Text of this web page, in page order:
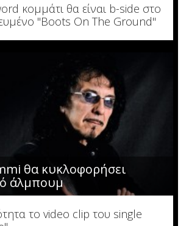
κομμάτι θα είναι b-side στο
"Boots On The Ground"
θα κυκλοφορήσει
άλμπουμ
το video clip του single